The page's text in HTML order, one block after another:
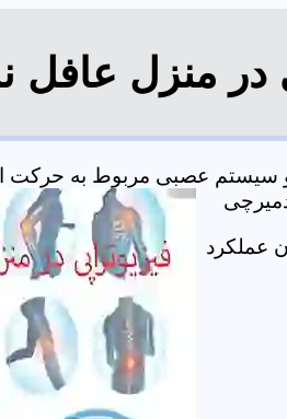
در منزل عافل
سیستم عصبی مربوط به حرکت
عملکرد